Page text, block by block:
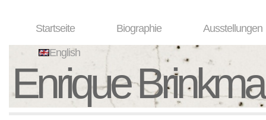
Startseite Biographie Ausstellungen
English
Enrique